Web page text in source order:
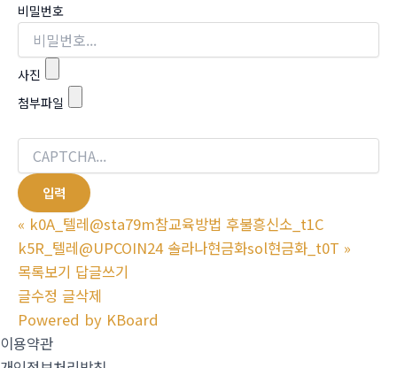
비밀번호
사진
첨부파일
« k0A_텔레@sta79m참교육방법 후불흥신소_t1C
k5R_텔레@UPCOIN24 솔라나현금화sol현금화_t0T »
목록보기 답글쓰기
글수정 글삭제
Powered by KBoard
이용약관